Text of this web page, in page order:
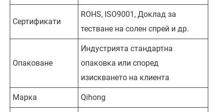
Сертификати
ROHS, ISO9001, Доклад за
тестване на солен спрей и др.
Опаковане
Индустрията стандартна
опаковка или според
изискването на клиента
Марка Qihong